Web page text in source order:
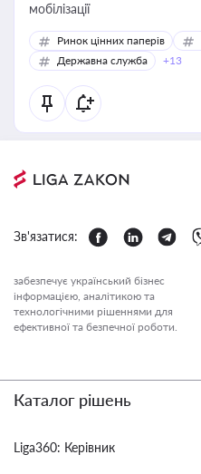
мобілізації
Ринок цінних паперів
Державна служба
+13
Зв'язатися:
забезпечує український бізнес
інформацією, аналітикою та
технологічними рішеннями для
ефективної та безпечної роботи.
Каталог рішень
Liga360: Керівник